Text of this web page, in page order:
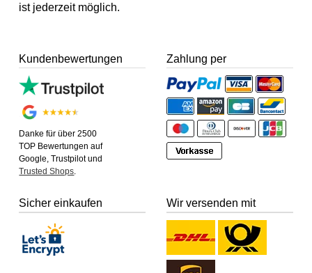
ist jederzeit möglich.
Kundenbewertungen
Danke für über 2500
TOP Bewertungen auf
Google, Trustpilot und
Trusted Shops.
Zahlung per
Sicher einkaufen Wir versenden mit